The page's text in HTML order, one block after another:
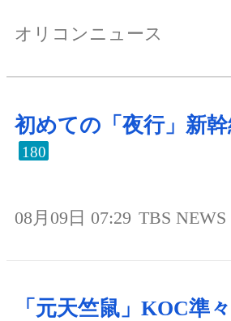
オリコンニュース
初めての「夜行」新
180
08月09日 07:29 TBS
「元天竺鼠」KOC準